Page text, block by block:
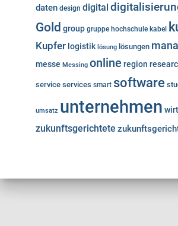
daten design digital
Gold group gruppe hochschule kabel
Kupfer logistik lösung lösungen
messe Messing online region
service services smart software
umsatz unternehmen
zukunftsgerichtete